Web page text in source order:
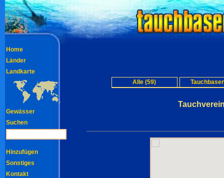
Alle (59)
Home
Länder
Landkarte
Gewässer
Suchen
Hinzufügen
Sonstiges
Kontakt